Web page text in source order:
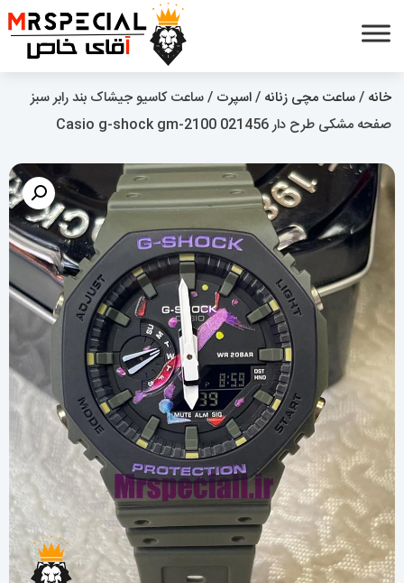
خانه /ساعت مچی زنانه /اسپرت / ساعت کاسیو جیشاک بند رابر سبز
صفحه مشکی طرح دار Casio g-shock gm-2100 021456